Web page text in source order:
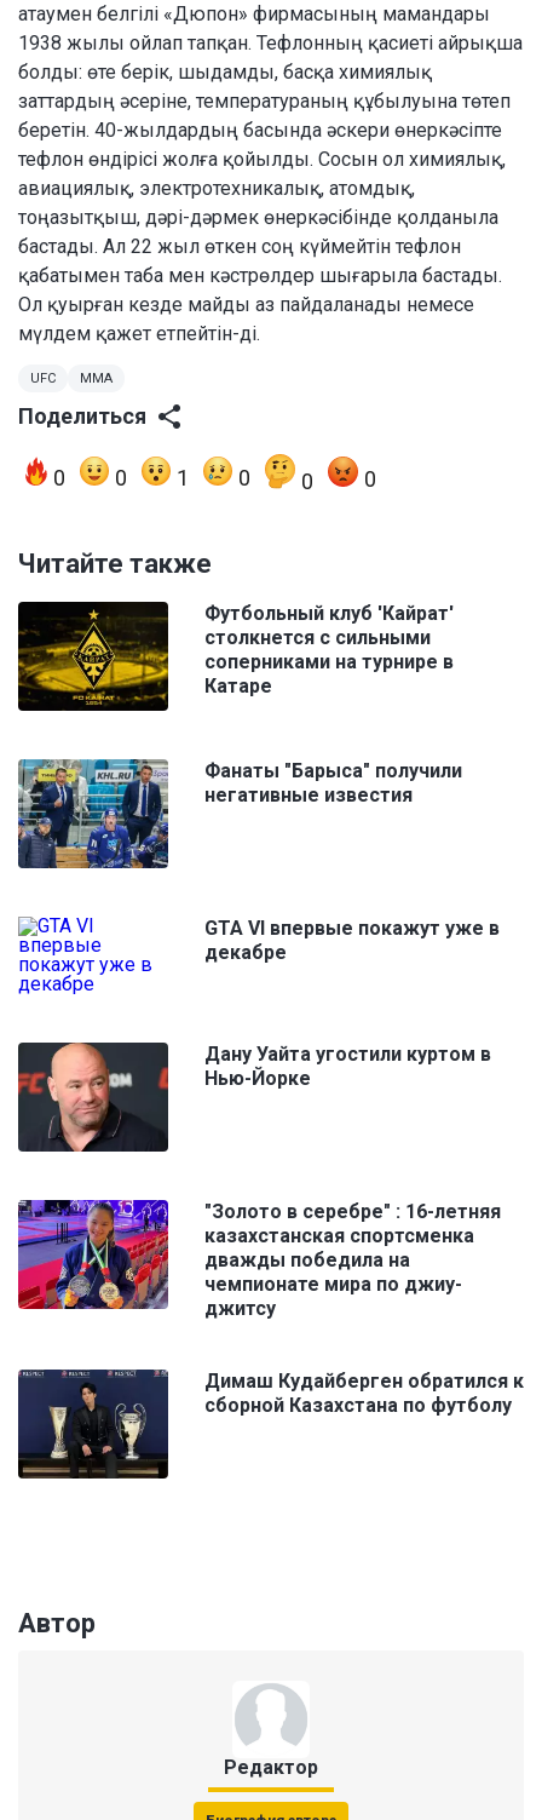
атаумен белгілі «Дюпон» фирмасының мамандары
1938 жылы ойлап тапқан. Тефлонның қасиеті айрықша
болды: өте берік, шыдамды, басқа химиялық
заттардың әсеріне, температураның құбылуына төтеп
беретін. 40-жылдардың басында әскери өнеркәсіпте
тефлон өндірісі жолға қойылды. Сосын ол химиялық,
авиациялық, электротехникалық, атомдық,
тоңазытқыш, дәрі-дәрмек өнеркәсібінде қолданыла
бастады. Ал 22 жыл өткен соң күймейтін тефлон
қабатымен таба мен кәстрөлдер шығарыла бастады.
Ол қуырған кезде майды аз пайдаланады немесе
мүлдем қажет етпейтін-ді.
UFC MMA
Поделиться
0 0 1 0 0 0
Читайте также
Футбольный клуб 'Кайрат'
столкнется с сильными
соперниками на турнире в
Катаре
Фанаты "Барыса" получили
негативные известия
GTA VI впервые покажут уже в
декабре
Дану Уайта угостили куртом в
Нью-Йорке
"Золото в серебре" : 16-летняя
казахстанская спортсменка
дважды победила на
чемпионате мира по джиу-
джитсу
Димаш Кудайберген обратился к
сборной Казахстана по футболу
Автор
Редактор